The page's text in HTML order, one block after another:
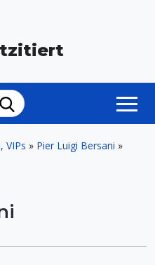
VIPs » Pier Luigi Bersani »